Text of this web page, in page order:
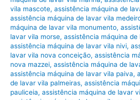
vila mascote,assistência máquina de
assistência máquina de lavar vila
máquina de lavar vila monumento,
lavar vila morse,assistência máquina
assistência máquina de lavar vila nivi,
lavar vila nova conceição,assistência
nova mazzei,assistência máquina de
assistência máquina de lavar vila paiva,
de lavar vila palmeiras,assistência
pauliceia,assistência máquina de lavar